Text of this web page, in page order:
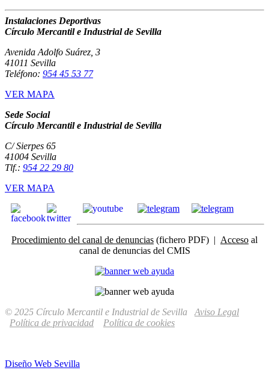
Instalaciones Deportivas
Círculo Mercantil e Industrial de Sevilla
Avenida Adolfo Suárez, 3
41011 Sevilla
Teléfono: 954 45 53 77
VER MAPA
Sede Social
Círculo Mercantil e Industrial de Sevilla
C/ Sierpes 65
41004 Sevilla
Tlf.: 954 22 29 80
VER MAPA
Procedimiento del canal de denuncias (fichero PDF) | Acceso al
canal de denuncias del CMIS
© 2025 Círculo Mercantil e Industrial de Sevilla Aviso Legal
Política de privacidad
Política de cookies
Diseño Web Sevilla